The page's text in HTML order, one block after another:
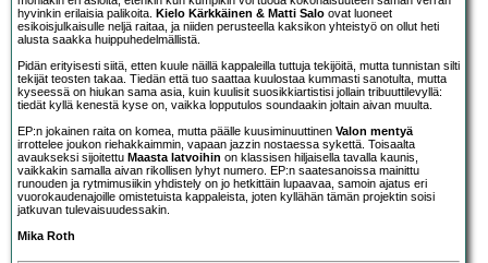
hyvinkin erilaisia palikoita. Kielo Kärkkäinen & Matti Salo ovat luoneet
esikoisjulkaisulle neljä raitaa, ja niiden perusteella kaksikon yhteistyö on ollut heti
alusta saakka huippuhedelmällistä.
Pidän erityisesti siitä, etten kuule näillä kappaleilla tuttuja tekijöitä, mutta tunnistan silti
tekijät teosten takaa. Tiedän että tuo saattaa kuulostaa kummasti sanotulta, mutta
kyseessä on hiukan sama asia, kuin kuulisit suosikkiartistisi jollain tribuuttilevyllä:
tiedät kyllä kenestä kyse on, vaikka lopputulos soundaakin joltain aivan muulta.
EP:n jokainen raita on komea, mutta päälle kuusiminuuttinen Valon mentyä
irrottelee joukon riehakkaimmin, vapaan jazzin nostaessa sykettä. Toisaalta
avaukseksi sijoitettu Maasta latvoihin on klassisen hiljaisella tavalla kaunis,
vaikkakin samalla aivan rikollisen lyhyt numero. EP:n saatesanoissa mainittu
runouden ja rytmimusiikin yhdistely on jo hetkittäin lupaavaa, samoin ajatus eri
vuorokaudenajoille omistetuista kappaleista, joten kyllähän tämän projektin soisi
jatkuvan tulevaisuudessakin.
Mika Roth